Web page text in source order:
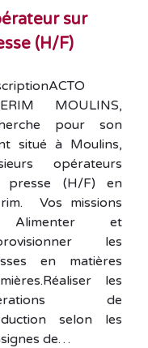
sur
(H/F)
MOULINS,
pour son
situé à Moulins,
opérateurs
presse (H/F) en
Vos missions
et
les
en matières
les
de
selon les
de…